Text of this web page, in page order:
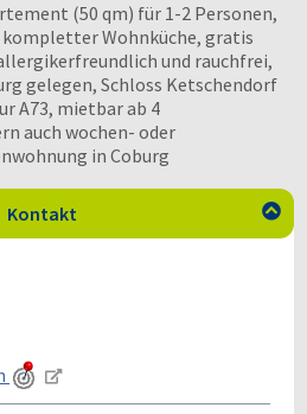
(50 qm) für 1-2 Personen,
Wohnküche, gratis
und rauchfrei,
gelegen, Schloss Ketschendorf
A73, mietbar ab 4
auch wochen- oder
in Coburg
Kontakt 